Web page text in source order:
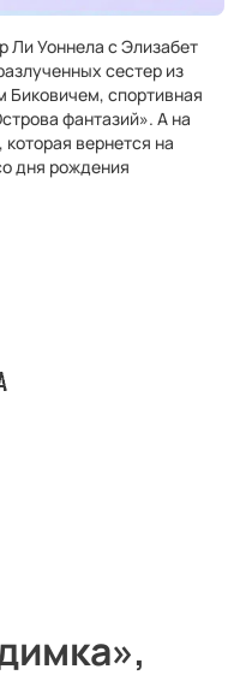
Ли Уоннела с Элизабет
сестер из
спортивная
фантазий». А на
вернется на
дня рождения